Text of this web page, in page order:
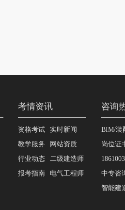
考情资讯
资格考试
教学服务
行业动态
报考指南
实时新闻
网站资质
二级建造师
电气工程师
咨询
BIM/装
岗位证
中专咨
智能建